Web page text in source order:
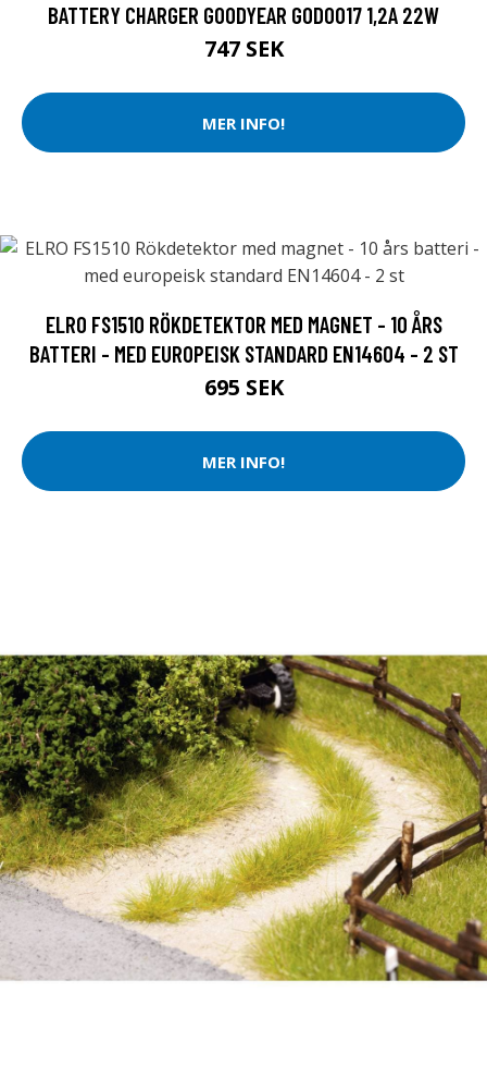
BATTERY CHARGER GOODYEAR GOD0017 1,2A 22W
747 SEK
MER INFO!
ELRO FS1510 RÖKDETEKTOR MED MAGNET - 10 ÅRS
BATTERI - MED EUROPEISK STANDARD EN14604 - 2 ST
695 SEK
MER INFO!